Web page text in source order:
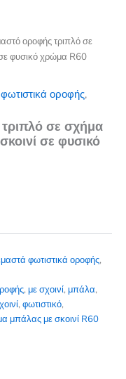
οροφής τριπλό σε
φυσικό χρώμα R60
οροφής,
σε σχήμα
σε φυσικό
φωτιστικά οροφής,
, με σχοινί, μπάλα,
, φωτιστικό,
μπάλας με σκοινί R60